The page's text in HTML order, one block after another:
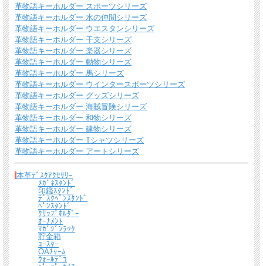
ギフトラッピングについて
全商品無料で簡易ラッピングの上お送りしております。
大切な贈り物の場合は革のチャームやリボンが付いた有料のラッピングも承ってお
ります。
※ 写真は一例です。ラッピング材等は予告なく変更となる場合があります。
詳しくはこちらから
*有料ラッピング（M)
キーホルダーなど小さい品物はギフト袋にお入れして本革製のチャームをお付けし
革物語キーホルダー スポーツシリーズ
革物語キーホルダー 水の仲間シリーズ
革物語キーホルダー ウエスタンシリーズ
革物語キーホルダー 干支シリーズ
革物語キーホルダー 楽器シリーズ
革物語キーホルダー 動物シリーズ
革物語キーホルダー 馬シリーズ
革物語キーホルダー ウインタースポーツシリーズ
革物語キーホルダー グッズシリーズ
革物語キーホルダー 海賊冒険シリーズ
革物語キーホルダー 和物シリーズ
革物語キーホルダー 建物シリーズ
革物語キーホルダー Tシャツシリーズ
革物語キーホルダー アートシリーズ
本革ﾃﾞｽｸｱｸｾｻﾘｰ
ﾒｶﾞﾈｽﾀﾝﾄﾞ
印鑑ｽﾀﾝﾄﾞ
ﾃﾞｽｸﾍﾟﾝｽﾀﾝﾄﾞ
ﾍﾟﾝｽﾀﾝﾄﾞ
ｸﾘｯﾌﾟﾎﾙﾀﾞｰ
ｵｰﾅﾒﾝﾄ
ﾏｶﾞｼﾞﾝﾗｯｸ
貯金箱
ｺｰｽﾀｰ
OAﾁｬｰﾑ
ｳｫｰﾙﾃﾞｺ